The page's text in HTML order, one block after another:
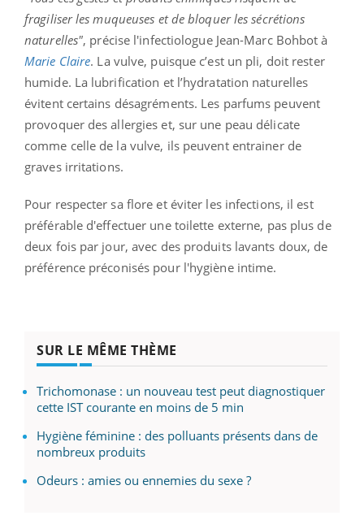
fragiliser les muqueuses et de bloquer les sécrétions
naturelles", précise l'infectiologue Jean-Marc Bohbot à
Marie Claire. La vulve, puisque c’est un pli, doit rester
humide. La lubrification et l’hydratation naturelles
évitent certains désagréments. Les parfums peuvent
provoquer des allergies et, sur une peau délicate
comme celle de la vulve, ils peuvent entrainer de
graves irritations.
Pour respecter sa flore et éviter les infections, il est
préférable d'effectuer une toilette externe, pas plus de
deux fois par jour, avec des produits lavants doux, de
préférence préconisés pour l'hygiène intime.
SUR LE MÊME THÈME
Trichomonase : un nouveau test peut diagnostiquer
cette IST courante en moins de 5 min
Hygiène féminine : des polluants présents dans de
nombreux produits
Odeurs : amies ou ennemies du sexe ?